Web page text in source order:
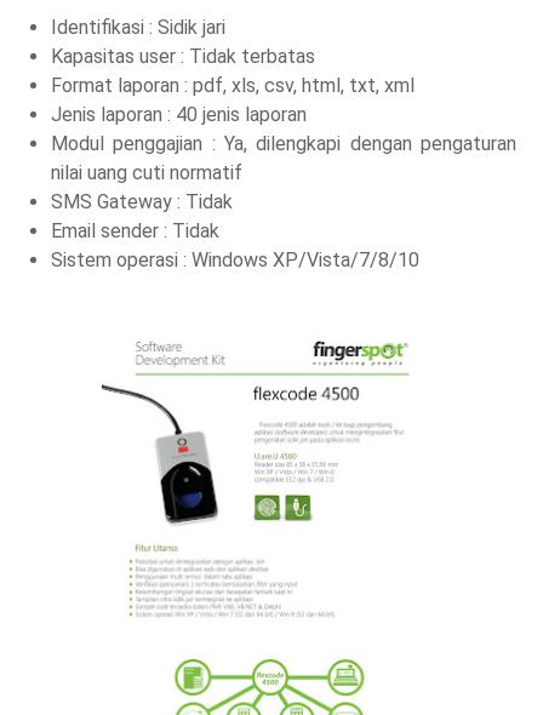
Identifikasi : Sidik jari
Kapasitas user : Tidak terbatas
Format laporan : pdf, xls, csv, html, txt, xml
Jenis laporan : 40 jenis laporan
Modul penggajian : Ya, dilengkapi dengan pengaturan
nilai uang cuti normatif
SMS Gateway : Tidak
Email sender : Tidak
Sistem operasi : Windows XP/Vista/7/8/10